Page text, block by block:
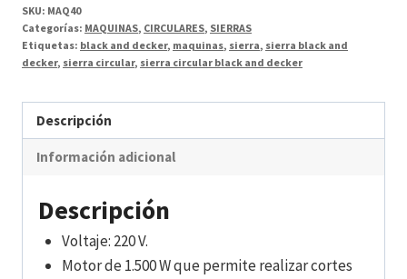
SKU: MAQ40
Categorías: MAQUINAS, CIRCULARES, SIERRAS
Etiquetas: black and decker, maquinas, sierra, sierra black and
decker, sierra circular, sierra circular black and decker
Descripción
Información adicional
Descripción
Voltaje: 220 V.
Motor de 1.500 W que permite realizar cortes